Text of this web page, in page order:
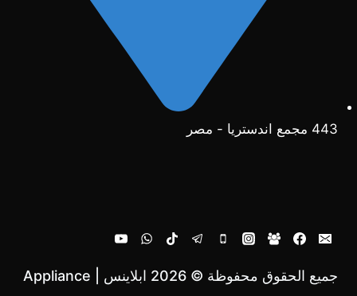
443 مجمع اندستريا - مصر
جميع الحقوق محفوظة © 2026 ابلاينس | Appliance